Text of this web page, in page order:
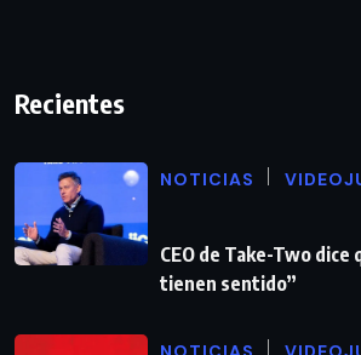
Recientes
NOTICIAS
CEO de Take-Two dice
tienen sentido”